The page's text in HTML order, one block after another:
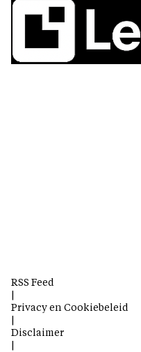
RSS Feed
Privacy en Cookiebeleid
Disclaimer